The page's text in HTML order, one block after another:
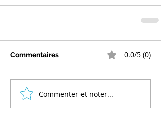
Commentaires 0.0/5 (0)
Commenter et noter...